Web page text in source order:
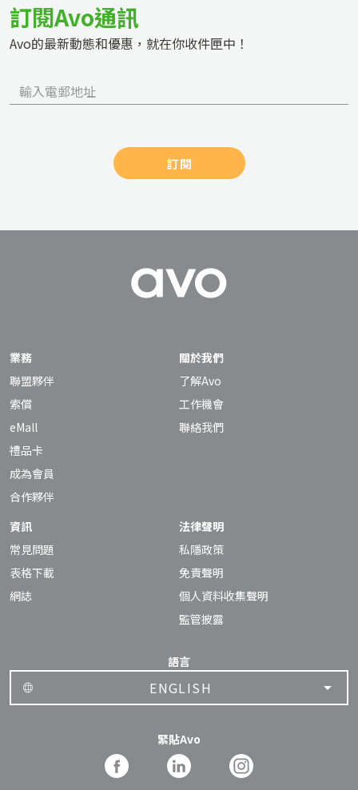
訂閱Avo通訊
Avo的最新動態和優惠，就在你收件匣中！
訂閱
業務
聯盟夥伴
索償
eMall
禮品卡
成為會員
合作夥伴
關於我們
了解Avo
工作機會
聯絡我們
資訊
常見問題
表格下載
網誌
法律聲明
私隱政策
免責聲明
個人資料收集聲明
監管披露
語言
ENGLISH
緊貼Avo